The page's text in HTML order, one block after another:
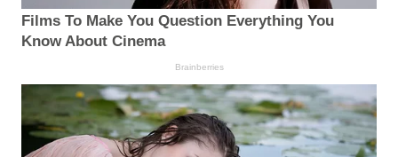
Films To Make You Question Everything You
Know About Cinema
Brainberries